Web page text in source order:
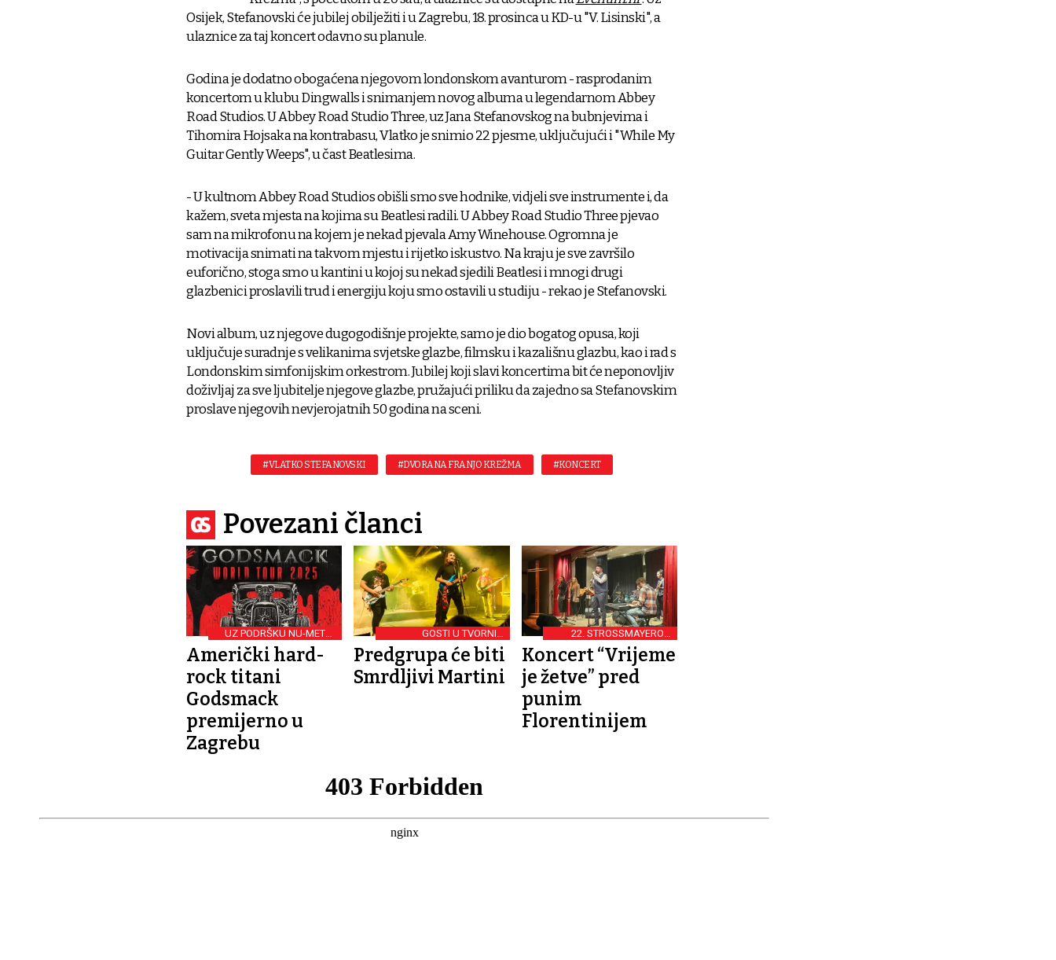
Osijek, Stefanovski će jubilej obilježiti i u Zagrebu, 18. prosinca u KD-u "V. Lisinski", a
ulaznice za taj koncert odavno su planule.
Godina je dodatno obogaćena njegovom londonskom avanturom - rasprodanim
koncertom u klubu Dingwalls i snimanjem novog albuma u legendarnom Abbey
Road Studios. U Abbey Road Studio Three, uz Jana Stefanovskog na bubnjevima i
Tihomira Hojsaka na kontrabasu, Vlatko je snimio 22 pjesme, uključujući i "While My
Guitar Gently Weeps", u čast Beatlesima.
- U kultnom Abbey Road Studios obišli smo sve hodnike, vidjeli sve instrumente i, da
kažem, sveta mjesta na kojima su Beatlesi radili. U Abbey Road Studio Three pjevao
sam na mikrofonu na kojem je nekad pjevala Amy Winehouse. Ogromna je
motivacija snimati na takvom mjestu i rijetko iskustvo. Na kraju je sve završilo
euforično, stoga smo u kantini u kojoj su nekad sjedili Beatlesi i mnogi drugi
glazbenici proslavili trud i energiju koju smo ostavili u studiju - rekao je Stefanovski.
Novi album, uz njegove dugogodišnje projekte, samo je dio bogatog opusa, koji
uključuje suradnje s velikanima svjetske glazbe, filmsku i kazališnu glazbu, kao i rad s
Londonskim simfonijskim orkestrom. Jubilej koji slavi koncertima bit će neponovljiv
doživljaj za sve ljubitelje njegove glazbe, pružajući priliku da zajedno sa Stefanovskim
proslave njegovih nevjerojatnih 50 godina na sceni.
#VLATKO STEFANOVSKI #DVORANA FRANJO KREŽMA #KONCERT
Povezani članci
UZ PODRŠKU NU-METAL
VELIKANA
Američki hard-
rock titani
Godsmack
premijerno u
Zagrebu
GOSTI U TVORNICI
KULTURE
Predgrupa će biti
Smrdljivi Martini
22. STROSSMAYEROVI
DANI
Koncert “Vrijeme
je žetve” pred
punim
Florentinijem